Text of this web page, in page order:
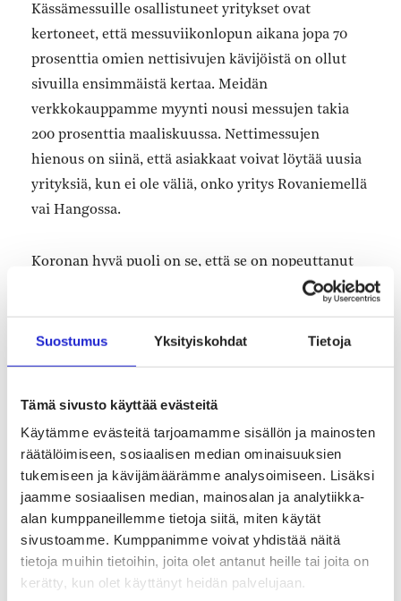
Suostumus Yksityiskohdat Tietoja
Tämä sivusto käyttää evästeitä
Käytämme evästeitä tarjoamamme sisällön ja mainosten
räätälöimiseen, sosiaalisen median ominaisuuksien
tukemiseen ja kävijämäärämme analysoimiseen. Lisäksi
jaamme sosiaalisen median, mainosalan ja analytiikka-
alan kumppaneillemme tietoja siitä, miten käytät
sivustoamme. Kumppanimme voivat yhdistää näitä
tietoja muihin tietoihin, joita olet antanut heille tai joita on
kerätty, kun olet käyttänyt heidän palvelujaan.
Kässämessuille osallistuneet yritykset ovat
kertoneet, että messuviikonlopun aikana jopa 70
prosenttia omien nettisivujen kävijöistä on ollut
sivuilla ensimmäistä kertaa. Meidän
verkkokauppamme myynti nousi messujen takia
200 prosenttia maaliskuussa. Nettimessujen
hienous on siinä, että asiakkaat voivat löytää uusia
yrityksiä, kun ei ole väliä, onko yritys Rovaniemellä
vai Hangossa.
Koronan hyvä puoli on se, että se on nopeuttanut
monen pienen yrityksen digiloikkaa, kun loikka on
ensimmäisen Facebook live -
lähetyksensä Kässämessuille.”
Jaksa olla aktiivinen
”Verkkomessuihin pätee sama sääntö kuin
livemessuihin. Jos jää myyntipöydän taakse
kyhjöttämään, myynti on sen mukaista.
Esimerkiksi PaaPiilla on messujen
aikana chat koko ajan auki. Kun se pirisee, vastaan